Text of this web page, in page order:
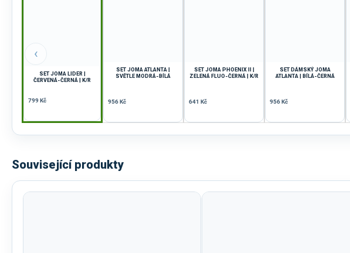
‹
SET JOMA LIDER |
ČERVENÁ-ČERNÁ | K/R
799 Kč
SET JOMA ATLANTA |
SVĚTLE MODRÁ-BÍLÁ
956 Kč
SET JOMA PHOENIX II |
ZELENÁ FLUO-ČERNÁ | K/R
641 Kč
SET DÁMSKÝ JOMA
ATLANTA | BÍLÁ-ČERNÁ
956 Kč
Související produkty